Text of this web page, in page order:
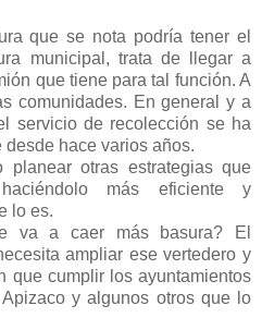
que se nota podría tener el
municipal, trata de llegar a
que tiene para tal función. A
comunidades. En general y a
servicio de recolección se ha
hace varios años.
otras estrategias que
más eficiente y
lo es.
va a caer más basura? El
ampliar ese vertedero y
que cumplir los ayuntamientos
y algunos otros que lo